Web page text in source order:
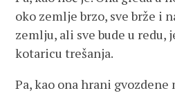
oko zemlje brzo, sve brže i
zemlju, ali sve bude u redu,
kotaricu trešanja.
Pa, kao ona hrani